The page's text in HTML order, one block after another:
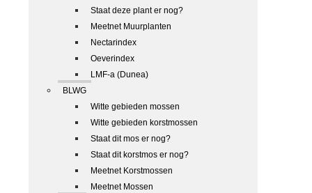
Staat deze plant er nog?
Meetnet Muurplanten
Nectarindex
Oeverindex
LMF-a (Dunea)
BLWG
Witte gebieden mossen
Witte gebieden korstmossen
Staat dit mos er nog?
Staat dit korstmos er nog?
Meetnet Korstmossen
Meetnet Mossen